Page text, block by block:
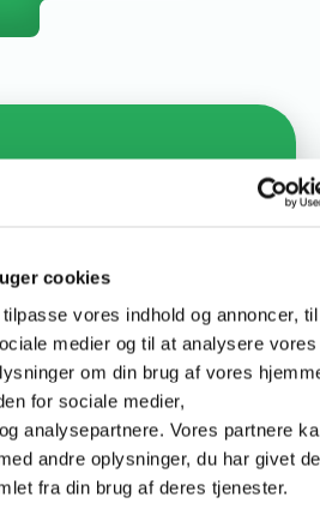
cookies
vores indhold og annoncer,
medier og til at analysere vores
om din brug af vores
for sociale medier,
analysepartnere. Vores partnere
andre oplysninger, du har givet
fra din brug af deres tjenester.
- Egenomsorg i
relationsarb.